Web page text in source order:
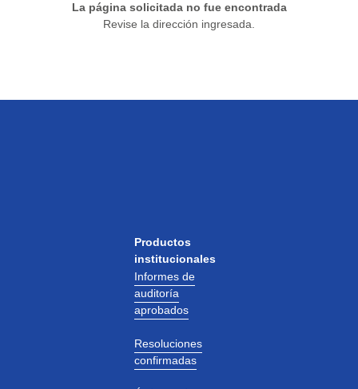
La página solicitada no fue encontrada
Revise la dirección ingresada.
Productos
institucionales
Informes de
auditoría
aprobados
Resoluciones
confirmadas